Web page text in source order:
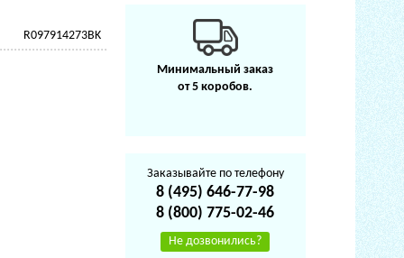
R097914273BK
Минимальный заказ
от 5 коробов.
Заказывайте по телефону
8 (495) 646-77-98
8 (800) 775-02-46
Не дозвонились?